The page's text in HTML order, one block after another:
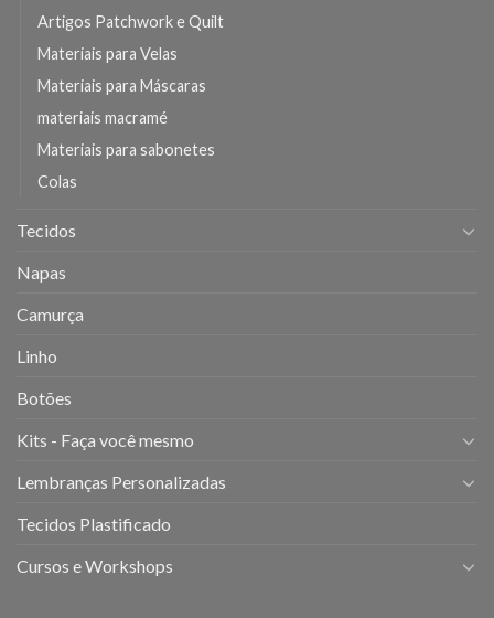
Artigos Patchwork e Quilt
Materiais para Velas
Materiais para Máscaras
materiais macramé
Materiais para sabonetes
Colas
Tecidos
Napas
Camurça
Linho
Botões
Kits - Faça você mesmo
Lembranças Personalizadas
Tecidos Plastificado
Cursos e Workshops